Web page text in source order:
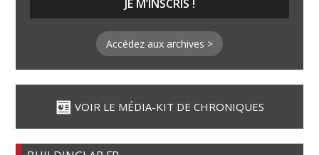
Accédez aux archives >
VOIR LE MÉDIA-KIT DE CHRONIQUES